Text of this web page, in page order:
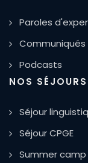
Paroles
Podcasts
NOS SÉJOURS
Séjour
Séjour CPGE
Summer camp